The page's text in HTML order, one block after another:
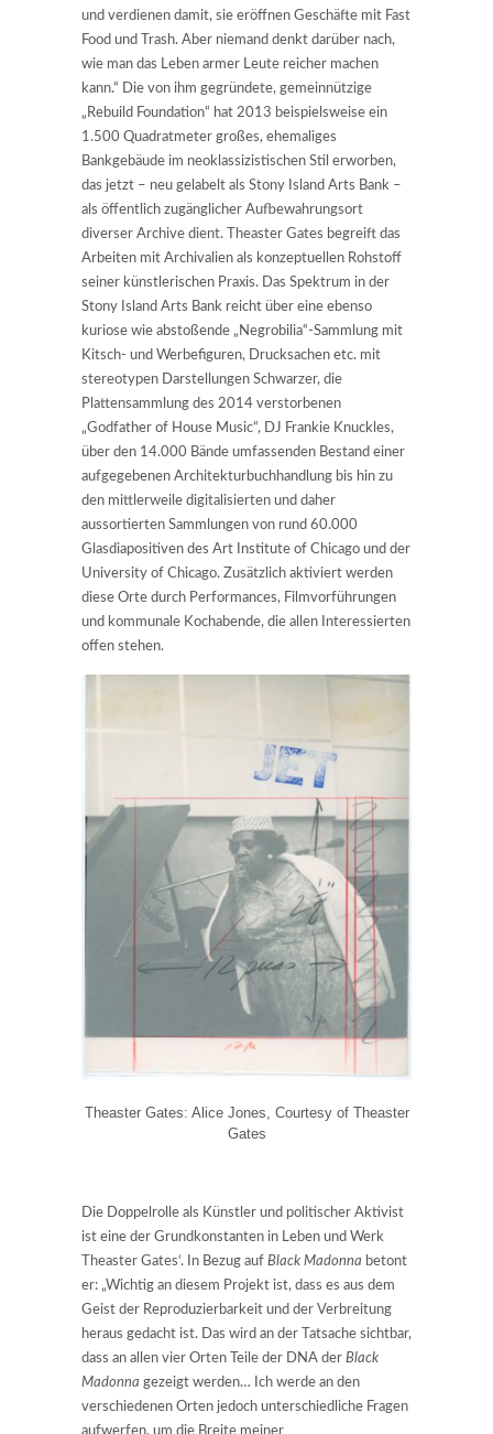
und verdienen damit, sie eröffnen Geschäfte mit Fast
Food und Trash. Aber niemand denkt darüber nach,
wie man das Leben armer Leute reicher machen
kann.“ Die von ihm gegründete, gemeinnützige
„Rebuild Foundation“ hat 2013 beispielsweise ein
1.500 Quadratmeter großes, ehemaliges
Bankgebäude im neoklassizistischen Stil erworben,
das jetzt – neu gelabelt als Stony Island Arts Bank –
als öffentlich zugänglicher Aufbewahrungsort
diverser Archive dient. Theaster Gates begreift das
Arbeiten mit Archivalien als konzeptuellen Rohstoff
seiner künstlerischen Praxis. Das Spektrum in der
Stony Island Arts Bank reicht über eine ebenso
kuriose wie abstoßende „Negrobilia“-Sammlung mit
Kitsch- und Werbefiguren, Drucksachen etc. mit
stereotypen Darstellungen Schwarzer, die
Plattensammlung des 2014 verstorbenen
„Godfather of House Music“, DJ Frankie Knuckles,
über den 14.000 Bände umfassenden Bestand einer
aufgegebenen Architekturbuchhandlung bis hin zu
den mittlerweile digitalisierten und daher
aussortierten Sammlungen von rund 60.000
Glasdiapositiven des Art Institute of Chicago und der
University of Chicago. Zusätzlich aktiviert werden
diese Orte durch Performances, Filmvorführungen
und kommunale Kochabende, die allen Interessierten
offen stehen.
Theaster Gates: Alice Jones, Courtesy of Theaster
Gates
Die Doppelrolle als Künstler und politischer Aktivist
ist eine der Grundkonstanten in Leben und Werk
Theaster Gates‘. In Bezug auf Black Madonna betont
er: „Wichtig an diesem Projekt ist, dass es aus dem
Geist der Reproduzierbarkeit und der Verbreitung
heraus gedacht ist. Das wird an der Tatsache sichtbar,
dass an allen vier Orten Teile der DNA der Black
Madonna gezeigt werden… Ich werde an den
verschiedenen Orten jedoch unterschiedliche Fragen